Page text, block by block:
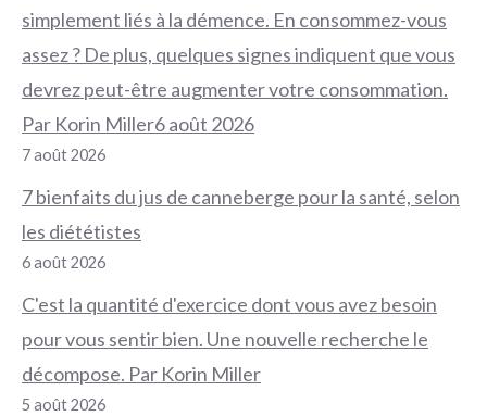
simplement liés à la démence. En consommez-vous
assez ? De plus, quelques signes indiquent que vous
devrez peut-être augmenter votre consommation.
Par Korin Miller6 août 2026
7 août 2026
7 bienfaits du jus de canneberge pour la santé, selon
les diététistes
6 août 2026
C'est la quantité d'exercice dont vous avez besoin
pour vous sentir bien. Une nouvelle recherche le
décompose. Par Korin Miller
5 août 2026